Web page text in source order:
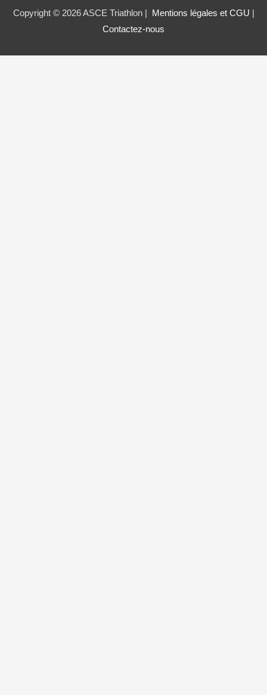
Copyright © 2026 ASCE Triathlon | Mentions légales et CGU |
Contactez-nous